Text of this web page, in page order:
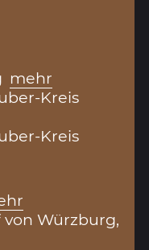
mehr
Kreis
Kreis
von Würzburg,